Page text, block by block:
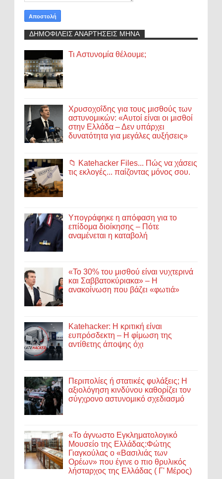
ΔΗΜΟΦΙΛΕΙΣ ΑΝΑΡΤΗΣΕΙΣ ΜΗΝΑ
Τι Αστυνομία θέλουμε;
Χρυσοχοΐδης για τους μισθούς των
αστυνομικών: «Αυτοί είναι οι μισθοί
στην Ελλάδα – Δεν υπάρχει
δυνατότητα για μεγάλες αυξήσεις»
📁 Katehacker Files... Πώς να χάσεις
τις εκλογές... παίζοντας μόνος σου.
Υπογράφηκε η απόφαση για το
επίδομα διοίκησης – Πότε
αναμένεται η καταβολή
«Το 30% του μισθού είναι νυχτερινά
και Σαββατοκύριακα» – Η
ανακοίνωση που βάζει «φωτιά»
Katehacker: Η κριτική είναι
ευπρόσδεκτη – Η φίμωση της
αντίθετης άποψης όχι
Περιπολίες ή στατικές φυλάξεις; Η
αξιολόγηση κινδύνου καθορίζει τον
σύγχρονο αστυνομικό σχεδιασμό
«Το άγνωστο Εγκληματολογικό
Μουσείο της Ελλάδας:Φώτης
Γιαγκούλας ο «Βασιλιάς των
Ορέων» που έγινε ο πιο θρυλικός
λήσταρχος της Ελλάδας ( Γ' Μέρος)